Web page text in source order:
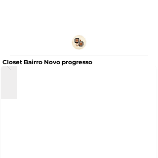
Closet Bairro Novo progresso